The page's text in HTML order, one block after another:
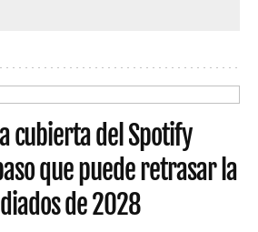
cubierta del Spotify
que puede retrasar la
de 2028